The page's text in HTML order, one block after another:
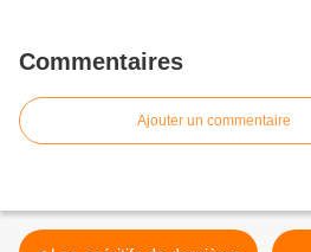
Commentaires
Ajouter un commentaire